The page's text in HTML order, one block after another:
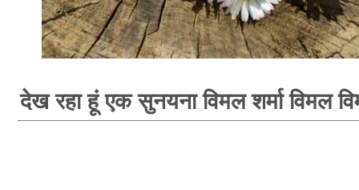
देख रहा हूं एक सुनयना विमल शर्मा विमल